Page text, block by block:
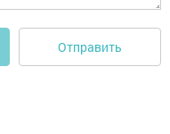
Отправить